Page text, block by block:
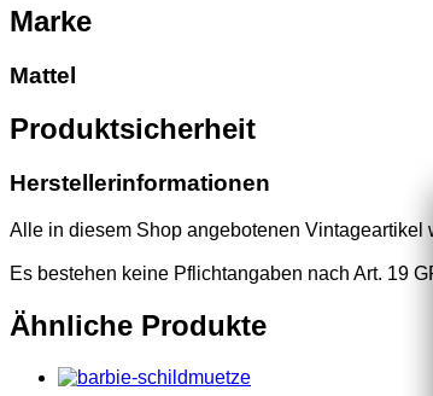
Marke
Mattel
Produktsicherheit
Herstellerinformationen
Alle in diesem Shop angebotenen Vintageartikel
Es bestehen keine Pflichtangaben nach Art. 19
Ähnliche Produkte